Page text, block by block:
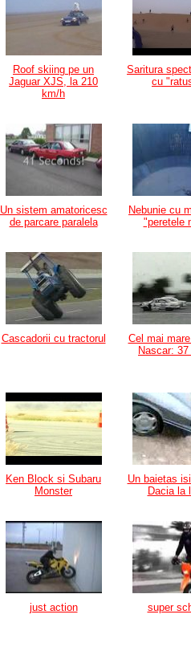
Roof skiing pe un
Jaguar XJS, la 210
km/h
Saritura
cu
Un sistem amatoricesc
de parcare paralela
Nebunie cu
"peretele
Cascadorii cu tractorul
Cel mai
Nascar:
Ken Block si Subaru
Monster
Un baietas
Dacia la
just action super